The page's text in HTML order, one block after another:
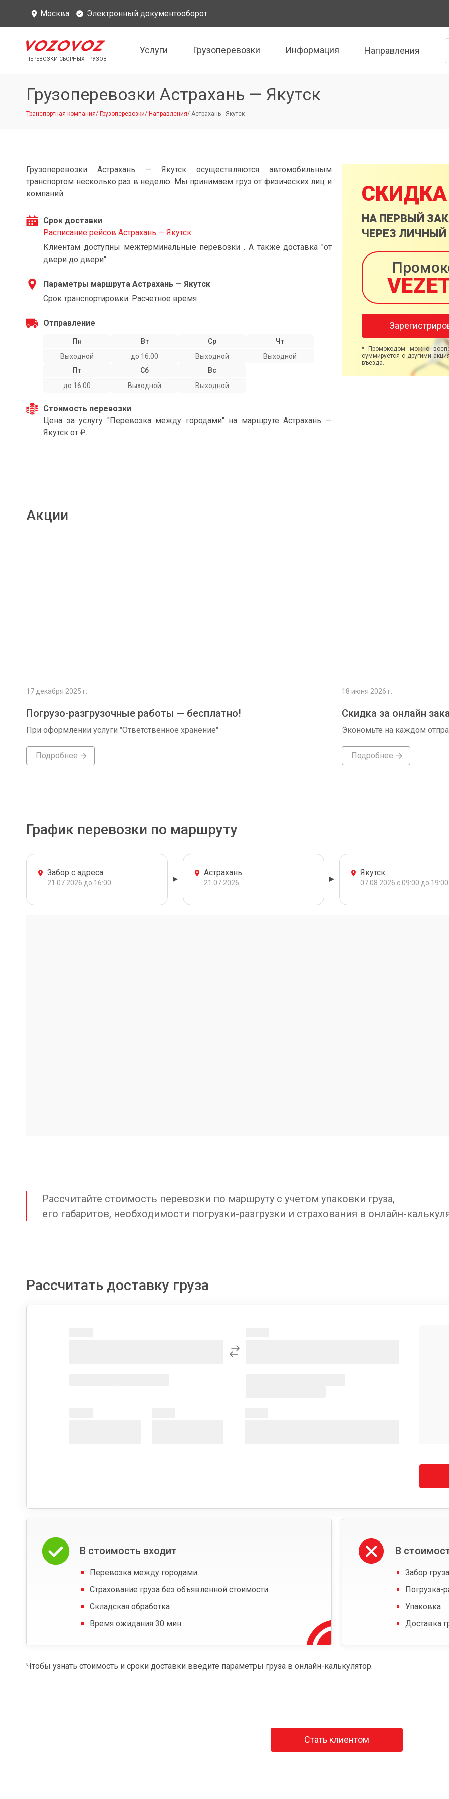
Москва Электронный документооборот
ПЕРЕВОЗКИ СБОРНЫХ ГРУЗОВ
Услуги Грузоперевозки Информация Направления
Грузоперевозки Астрахань — Якутск
Транспортная компания/ Грузоперевозки/ Направления/ Астрахань - Якутск
Грузоперевозки Астрахань — Якутск осуществляются автомобильным
транспортом несколько раз в неделю. Мы принимаем груз от физических лиц и
компаний.
Срок доставки
Расписание рейсов Астрахань — Якутск
Клиентам доступны межтерминальные перевозки . А также доставка "от
двери до двери".
Параметры маршрута Астрахань — Якутск
Срок транспортировки: Расчетное время
Отправление
Пн
Выходной
Вт
до 16:00
Ср
Выходной
Чт
Выходной
Пт
до 16:00
Сб
Выходной
Вс
Выходной
Стоимость перевозки
Цена за услугу "Перевозка между городами" на маршруте Астрахань —
Якутск от ₽.
СКИДКА
НА ПЕРВЫЙ
ЧЕРЕЗ ЛИЧНЫЙ
* Промокодом можно
суммируется с другими
въезда.
Акции
17 декабря 2025 г.
Погрузо-разгрузочные работы — бесплатно!
При оформлении услуги "Ответственное хранение"
Подробнее
18 июня 2026 г.
Скидка за онлайн
Экономьте на каждом
Подробнее
График перевозки по маршруту
Забор с адреса
21.07.2026 до 16:00
Астрахань
21.07.2026
Якутск
07.08.2026 с 09:00 до 19:00
Рассчитайте стоимость перевозки по маршруту с учетом упаковки груза,
его габаритов, необходимости погрузки-разгрузки и страхования в онлайн-
Рассчитать доставку груза
В стоимость входит
Перевозка между городами
Страхование груза без объявленной стоимости
Складская обработка
Время ожидания 30 мин.
В
Забор
Погрузка-
Упаковка
Доставка
Чтобы узнать стоимость и сроки доставки введите параметры груза в онлайн-калькулятор.
Стать клиентом